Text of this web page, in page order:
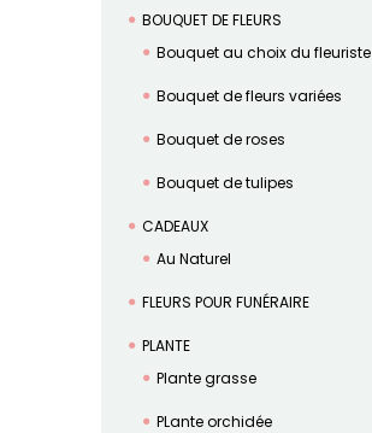
BOUQUET DE FLEURS
Bouquet au choix du fleuriste
Bouquet de fleurs variées
Bouquet de roses
Bouquet de tulipes
CADEAUX
Au Naturel
FLEURS POUR FUNÉRAIRE
PLANTE
Plante grasse
PLante orchidée